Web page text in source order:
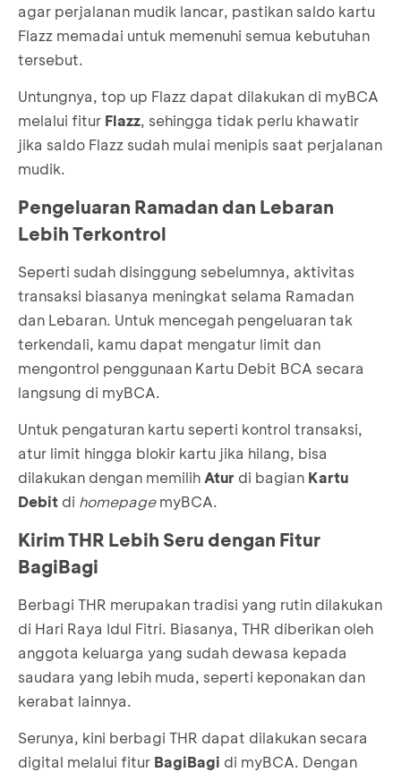
agar perjalanan mudik lancar, pastikan saldo kartu
Flazz memadai untuk memenuhi semua kebutuhan
tersebut.
Untungnya, top up Flazz dapat dilakukan di myBCA
melalui fitur Flazz, sehingga tidak perlu khawatir
jika saldo Flazz sudah mulai menipis saat perjalanan
mudik.
Pengeluaran Ramadan dan Lebaran
Lebih Terkontrol
Seperti sudah disinggung sebelumnya, aktivitas
transaksi biasanya meningkat selama Ramadan
dan Lebaran. Untuk mencegah pengeluaran tak
terkendali, kamu dapat mengatur limit dan
mengontrol penggunaan Kartu Debit BCA secara
langsung di myBCA.
Untuk pengaturan kartu seperti kontrol transaksi,
atur limit hingga blokir kartu jika hilang, bisa
dilakukan dengan memilih Atur di bagian Kartu
Debit di homepagemyBCA.
Kirim THR Lebih Seru dengan Fitur
BagiBagi
Berbagi THR merupakan tradisi yang rutin dilakukan
di Hari Raya Idul Fitri. Biasanya, THR diberikan oleh
anggota keluarga yang sudah dewasa kepada
saudara yang lebih muda, seperti keponakan dan
kerabat lainnya.
Serunya, kini berbagi THR dapat dilakukan secara
digital melalui fitur BagiBagi di myBCA. Dengan